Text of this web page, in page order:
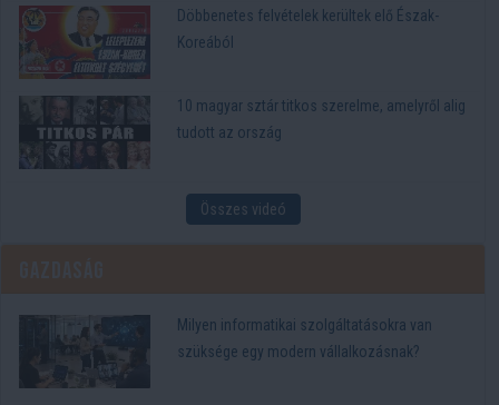
Döbbenetes felvételek kerültek elő Észak-
Koreából
10 magyar sztár titkos szerelme, amelyről alig
tudott az ország
Összes videó
Milyen informatikai szolgáltatásokra van
szüksége egy modern vállalkozásnak?